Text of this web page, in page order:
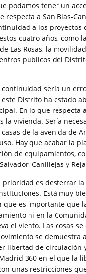
podamos tener un
respecta a San Blas-
a los proyectos
cuatro años, como
Las Rosas, la
públicos del
continuidad sería un
este Distrito ha estado
En lo que respecta
la vivienda. Sería
de la avenida de
Hay que acabar la
de equipamientos,
Canillejas y
prioridad es desterrar
Está muy
que es importante que
ni en la
el viento. Las cosas
se demuestra
libertad de circulación
360 en el que la
unas restricciones